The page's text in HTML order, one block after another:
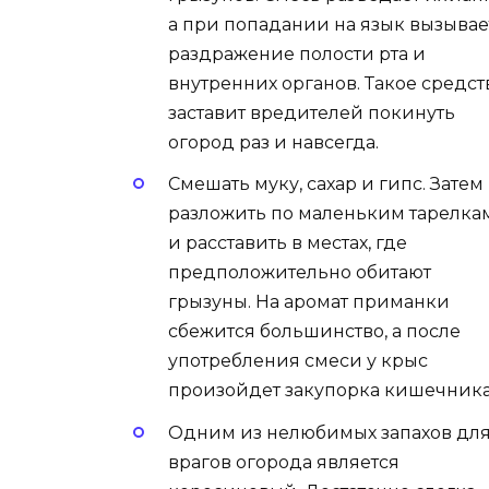
а при попадании на язык
раздражение полости рта и
внутренних органов. Такое
заставит вредителей покинуть
огород раз и навсегда.
Смешать муку, сахар и гипс. Затем
разложить по маленьким
и расставить в местах, где
предположительно обитают
грызуны. На аромат приманки
сбежится большинство, а после
употребления смеси у крыс
произойдет закупорка
Одним из нелюбимых запахов для
врагов огорода является